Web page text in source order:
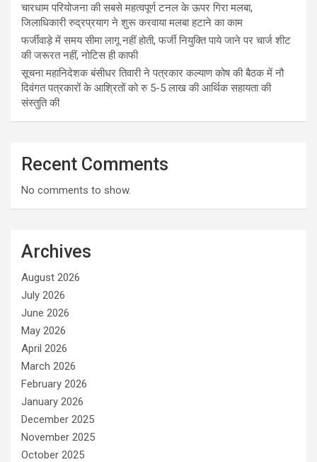
चारधाम परियोजना की सबसे महत्वपूर्ण टनल के ऊपर गिरा मलबा,
जिलाधिकारी रुद्रप्रयाग ने शुरू करवाया मलबा हटाने का काम
फर्जीवाड़े में समय सीमा लागू नहीं होती, फर्जी नियुक्ति पाये जाने पर चार्ज शीट
की जरूरत नहीं, नोटिस ही काफी
सूचना महानिदेशक बंसीधर तिवारी ने पत्रकार कल्याण कोष की बैठक में नौ
दिवंगत पत्रकारों के आश्रितों को रु 5-5 लाख की आर्थिक सहायता की
संस्तुति की
Recent Comments
No comments to show.
Archives
August 2026
July 2026
June 2026
May 2026
April 2026
March 2026
February 2026
January 2026
December 2025
November 2025
October 2025